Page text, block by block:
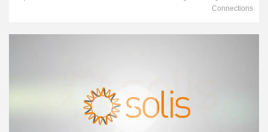
Connections